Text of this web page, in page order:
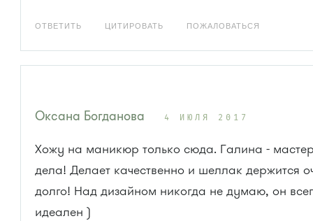
ОТВЕТИТЬ ЦИТИРОВАТЬ ПОЖАЛОВАТЬСЯ
Оксана Богданова 4 ИЮЛЯ 2017
Хожу на маникюр только сюда. Галина -
дела! Делает качественно и шеллак держится
долго! Над дизайном никогда не думаю, он
идеален )